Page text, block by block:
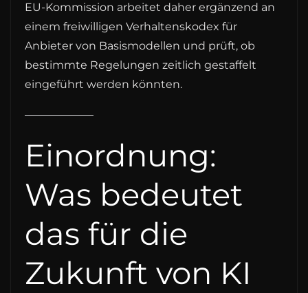
EU-Kommission arbeitet daher ergänzend an
einem freiwilligen Verhaltenskodex für
Anbieter von Basismodellen und prüft, ob
bestimmte Regelungen zeitlich gestaffelt
eingeführt werden könnten.
Einordnung:
Was bedeutet
das für die
Zukunft von KI